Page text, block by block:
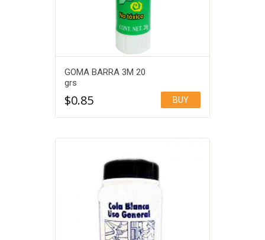
GOMA BARRA 3M 20
grs
$0.85 BUY